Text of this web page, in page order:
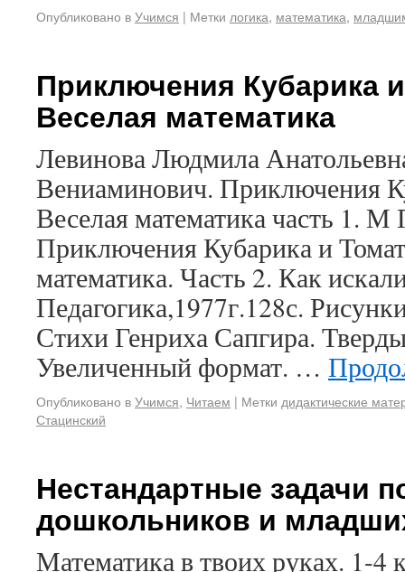
Опубликовано вУчимся | Метки логика, математика,
Приключения Кубарика
Веселая математика
Левинова Людмила
Вениаминович. Приключения
Веселая математика часть 1. М
Приключения Кубарика и
математика. Часть 2. Как
Педагогика,1977г.128с.
Стихи Генриха Сапгира.
Увеличенный формат. …
Опубликовано вУчимся, Читаем | Метки дидактические
Стацинский
Нестандартные задачи
дошкольников и
Математика в твоих руках. 1-4